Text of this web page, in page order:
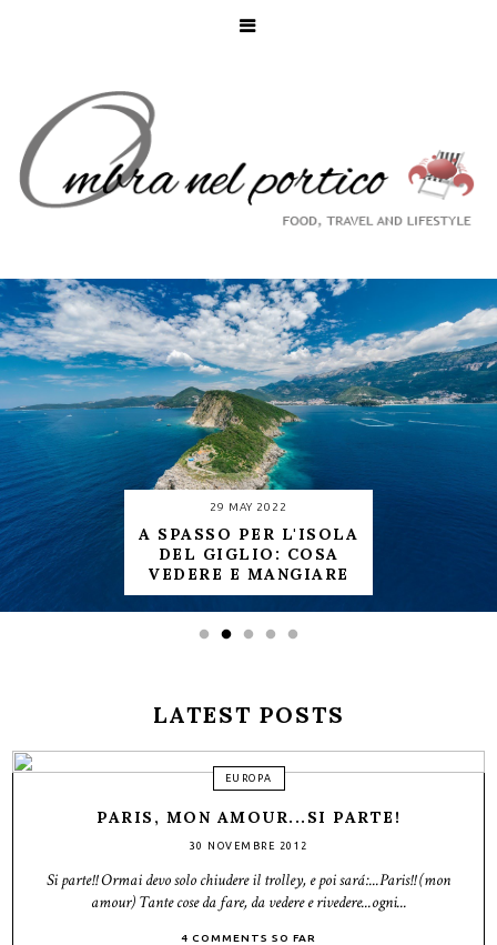
29 MAY 2022
A SPASSO PER L'ISOLA
DEL GIGLIO: COSA
VEDERE E MANGIARE
LATEST POSTS
EUROPA
PARIS, MON AMOUR...SI PARTE!
30 NOVEMBRE 2012
Si parte!! Ormai devo solo chiudere il trolley, e poi sará:...Paris!! (mon
amour) Tante cose da fare, da vedere e rivedere...ogni...
4 COMMENTS SO FAR